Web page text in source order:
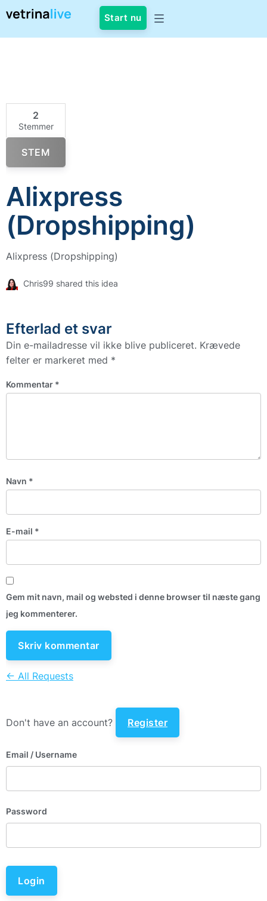
Start nu
2
Stemmer
STEM
Alixpress
(Dropshipping)
Alixpress (Dropshipping)
Chris99 shared this idea
Efterlad et svar
Din e-mailadresse vil ikke blive publiceret. Krævede
felter er markeret med *
Kommentar *
Navn *
E-mail *
Gem mit navn, mail og websted i denne browser til næste gang
jeg kommenterer.
← All Requests
Don't have an account? Register
Email / Username
Password
Login